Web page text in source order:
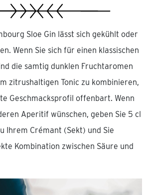
Sloe Gin lässt sich gekühlt oder
Wenn Sie sich für einen klassischen
die samtig dunklen Fruchtaromen
zitrushaltigen Tonic zu kombinieren,
Geschmacksprofil offenbart. Wenn
Aperitif wünschen, geben Sie 5 cl
Ihrem Crémant (Sekt) und Sie
Kombination zwischen Säure und